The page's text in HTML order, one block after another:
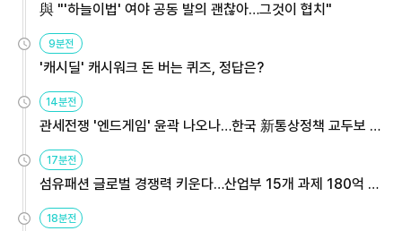
與 "'하늘이법' 여야 공동 발의 괜찮아…그것이 협치"
9분전
'캐시딜' 캐시워크 돈 버는 퀴즈, 정답은?
14분전
관세전쟁 '엔드게임' 윤곽 나오나…한국 新통상정책 교두보 활
용해야
17분전
섬유패션 글로벌 경쟁력 키운다…산업부 15개 과제 180억 지
원
18분전